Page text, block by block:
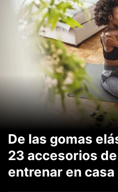
De las gomas
23 accesorios
entrenar en casa